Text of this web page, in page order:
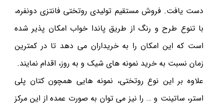
دست یافت. فروش مستقیم تولیدی روتختی فانتزی دونفره،
با تنوع طرح و رنگ از طریق پاندا خواب امکان پذیر شده
است که این امکان را به خریداران می دهد تا در کمترین
زمان نسبت به خرید نمونه های شیک و به روز، اقدام نمایند.
علاوه بر این نوع روتختی، نمونه هایی همچون کتان پلی
استر، ساتینت و … را نیز می توان به صورت عمده از این مرکز